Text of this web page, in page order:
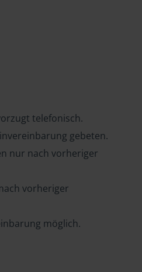
telefonisch.
gebeten.
nur nach vorheriger
vorheriger
möglich.